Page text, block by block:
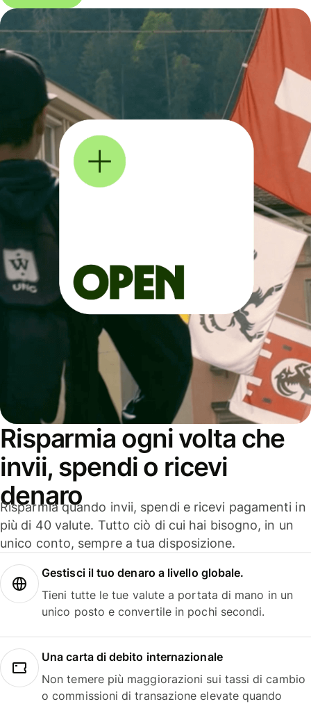
Risparmia ogni volta che
invii, spendi o ricevi
denaro
Risparmia quando invii, spendi e ricevi pagamenti in
più di 40 valute. Tutto ciò di cui hai bisogno, in un
unico conto, sempre a tua disposizione.
Gestisci il tuo denaro a livello globale.
Tieni tutte le tue valute a portata di mano in un
unico posto e convertile in pochi secondi.
Una carta di debito internazionale
Non temere più maggiorazioni sui tassi di cambio
o commissioni di transazione elevate quando